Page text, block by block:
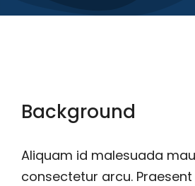
Background
Aliquam id malesuada
consectetur arcu.